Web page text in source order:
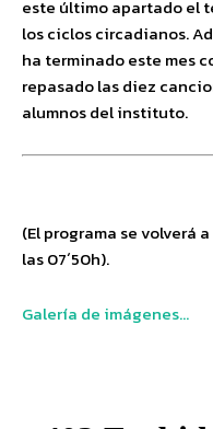
este último apartado el
los ciclos circadianos.
ha terminado este mes
repasado las diez
alumnos del instituto.
(El programa se volverá
las 07´50h).
Galería de imágenes…